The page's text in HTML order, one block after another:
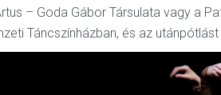
– Goda Gábor Társulata vagy a
Táncszínházban, és az